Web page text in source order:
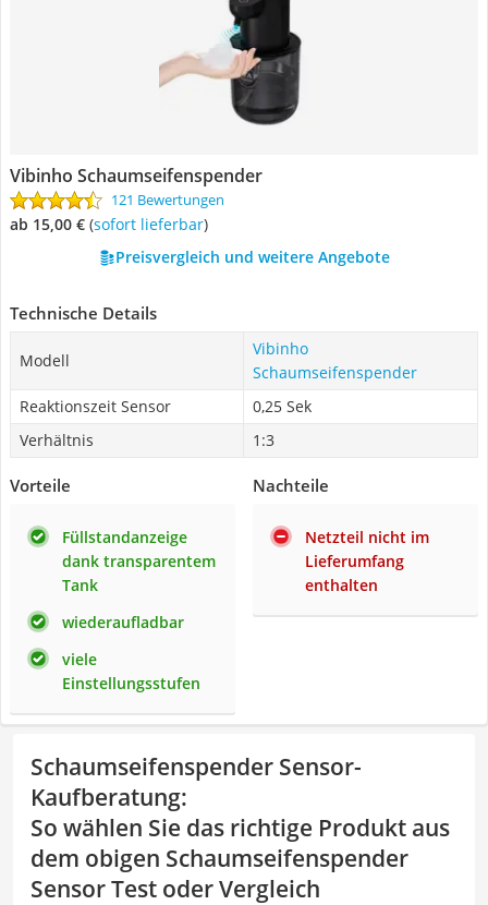
Vibinho Schaumseifenspender
121 Bewertungen
ab 15,00 € ( Sofort lieferbar)
Preisvergleich und weitere Angebote
Technische Details
Modell
Vibinho
Schaumseifenspender
Reaktionszeit Sensor
0,25 Sek
Verhältnis
1:3
Vorteile
Füllstandanzeige
dank transparentem
Tank
wiederaufladbar
viele
Einstellungsstufen
Nachteile
Netzteil nicht im
Lieferumfang
enthalten
Schaumseifenspender Sensor-
Kaufberatung:
So wählen Sie das richtige Produkt aus
dem obigen Schaumseifenspender
Sensor Test oder Vergleich